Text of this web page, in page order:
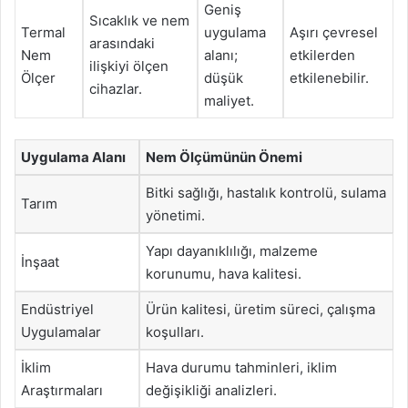
Termal
Nem
Ölçer
Sıcaklık ve nem
arasındaki
ilişkiyi ölçen
cihazlar.
Geniş
uygulama
alanı;
düşük
maliyet.
Aşırı çevresel
etkilerden
etkilenebilir.
Uygulama Alanı Nem Ölçümünün Önemi
Tarım
Bitki sağlığı, hastalık kontrolü, sulama
yönetimi.
İnşaat
Yapı dayanıklılığı, malzeme
korunumu, hava kalitesi.
Endüstriyel
Uygulamalar
Ürün kalitesi, üretim süreci, çalışma
koşulları.
İklim
Araştırmaları
Hava durumu tahminleri, iklim
değişikliği analizleri.